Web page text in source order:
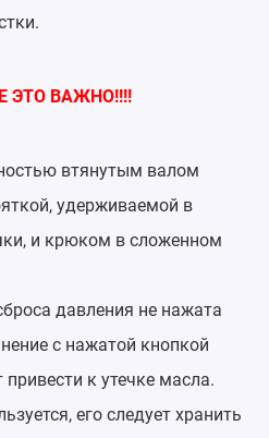
ЭТО ВАЖНО!!!!
втянутым валом
удерживаемой в
и крюком в сложенном
давления не нажата
с нажатой кнопкой
к утечке масла.
его следует хранить